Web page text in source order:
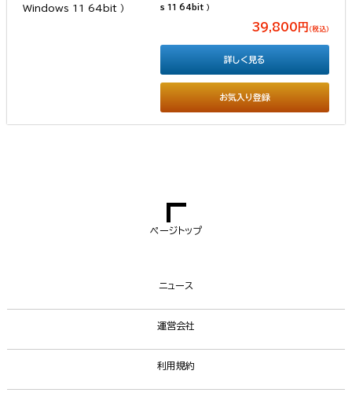
s 11 64bit ）
39,800円 （税込）
お気入り登録
詳しく見る
ページトップ
ニュース
運営会社
利用規約